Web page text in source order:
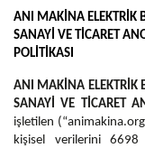
ANI MAKİNA ELEKTRİK
SANAYİ VE TİCARET
POLİTİKASI
ANI MAKİNA ELEKTRİK
SANAYİ VE TİCARET
işletilen
kişisel verilerini 6698